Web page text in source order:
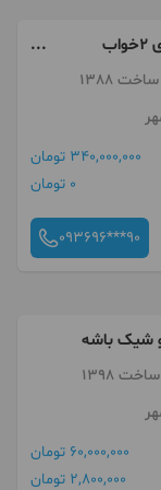
رهن کامل 98 متری 2خواب
هشت بهشت
340,000,000 تومان
0 تومان
093696***90
و شیک باشه
60,000,000 تومان
2,800,000 تومان